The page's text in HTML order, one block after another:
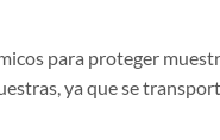
para proteger
ya que se